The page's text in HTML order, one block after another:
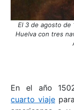
El 3 de agosto de
Huelva con tres
En el año
cuarto viaje